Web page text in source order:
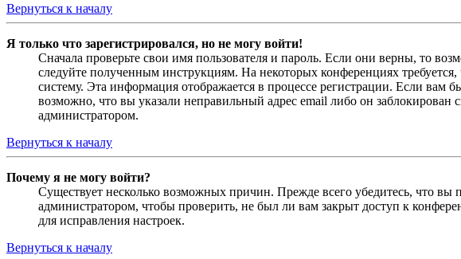
Вернуться к началу
Я только что зарегистрировался, но не могу войти!
Сначала проверьте свои имя пользователя и пароль. Если они верны, то
следуйте полученным инструкциям. На некоторых конференциях
систему. Эта информация отображается в процессе регистрации. Если
возможно, что вы указали неправильный адрес email либо он
администратором.
Вернуться к началу
Почему я не могу войти?
Существует несколько возможных причин. Прежде всего убедитесь, что
администратором, чтобы проверить, не был ли вам закрыт доступ к
для исправления настроек.
Вернуться к началу